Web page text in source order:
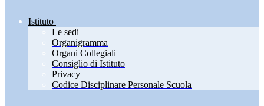
Istituto
Le sedi
Organigramma
Organi Collegiali
Consiglio di Istituto
Privacy
Codice Disciplinare Personale Scuola